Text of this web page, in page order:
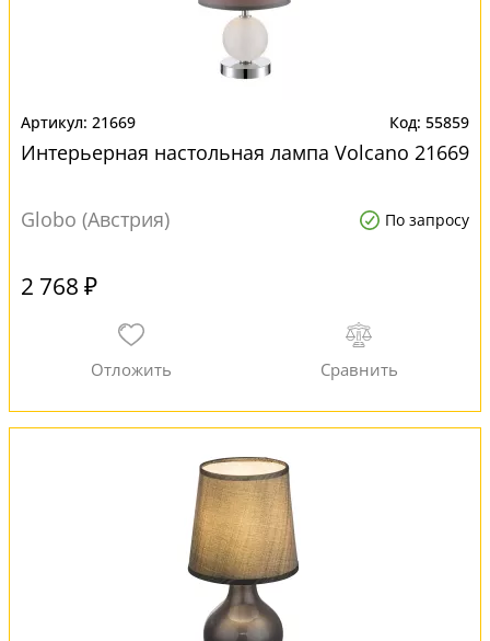
21669 55859
Интерьерная настольная лампа Volcano 21669
Globo (Австрия) По запросу
2 768 ₽